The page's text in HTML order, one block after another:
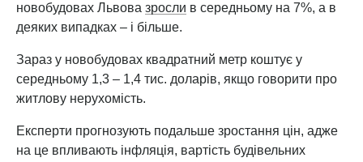
новобудовах Львова зросли в середньому на 7%, а в
деяких випадках – і більше.
Зараз у новобудовах квадратний метр коштує у
середньому 1,3 – 1,4 тис. доларів, якщо говорити про
житлову нерухомість.
Експерти прогнозують подальше зростання цін, адже
на це впливають інфляція, вартість будівельних